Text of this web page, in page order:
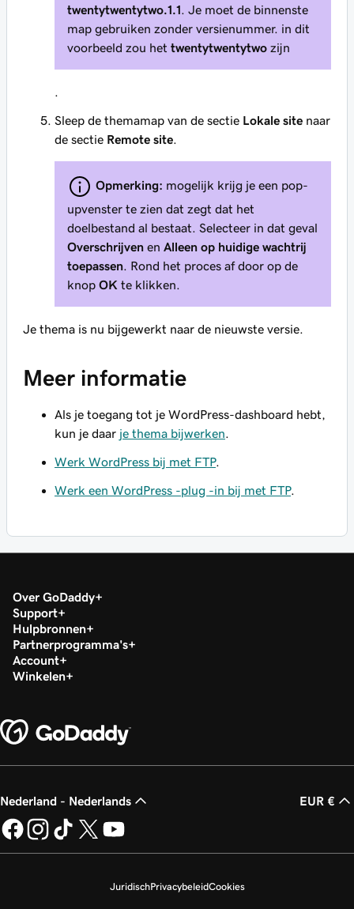
twentytwentytwo.1.1 . Je moet de binnenste
map gebruiken zonder versienummer. in dit
voorbeeld zou het twentytwentytwo zijn
Sleep de themamap van de sectie Lokale site naar
de sectie Remote site
Opmerking: mogelijk krijg je een pop-
upvenster te zien dat zegt dat het
doelbestand al bestaat. Selecteer in dat geval
Overschrijven en Alleen op huidige wachtrij
toepassen . Rond het proces af door op de
knop OK te klikken.
Je thema is nu bijgewerkt naar de nieuwste versie.
Meer informatie
Als je toegang tot je WordPress-dashboard hebt,
kun je daar je thema bijwerken
Werk WordPress bij met FTP.
Werk een WordPress -plug -in bij met FTP.
Over GoDaddy
Support
Hulpbronnen
Partnerprogramma's
Account
Winkelen
Nederland - Nederlands EUR €
JuridischPrivacybeleidCookies